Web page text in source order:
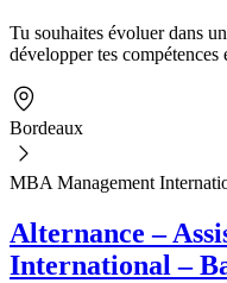
Tu souhaites évoluer dans
développer tes compétences
Bordeaux
MBA Management
Alternance –
International –